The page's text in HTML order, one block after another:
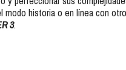
modo historia o en línea con
3.